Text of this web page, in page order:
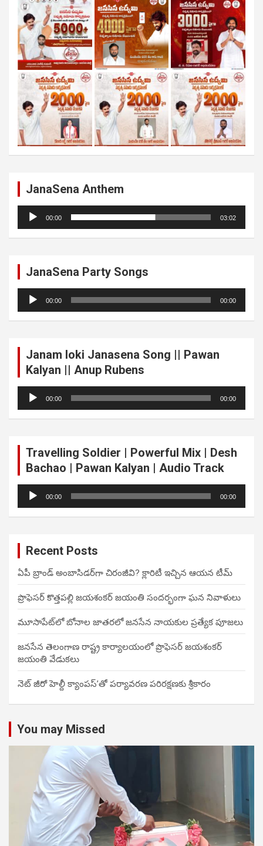
JanaSena Anthem
Audio
Player
00:00 03:02
JanaSena Party Songs
Audio
Player
00:00 00:00
Janam loki Janasena Song || Pawan
Kalyan || Anup Rubens
Audio
Player
00:00 00:00
Travelling Soldier | Powerful Mix | Desh
Bachao | Pawan Kalyan | Audio Track
Audio
Player
00:00 00:00
Recent Posts
ఏపీ బ్రాండ్ అంబాసిడర్‌గా చిరంజీవి? క్లారిటీ ఇచ్చిన ఆయన టీమ్
ప్రొఫెసర్ కొత్తపల్లి జయశంకర్ జయంతి సందర్భంగా ఘన నివాళులు
మూసాపేట్‌లో బోనాల జాతరలో జనసేన నాయకుల ప్రత్యేక పూజలు
జనసేన తెలంగాణ రాష్ట్ర కార్యాలయంలో ప్రొఫెసర్ జయశంకర్
జయంతి వేడుకలు
నెట్ జీరో హెల్దీ క్యాంపస్’తో పర్యావరణ పరిరక్షణకు శ్రీకారం
You may Missed